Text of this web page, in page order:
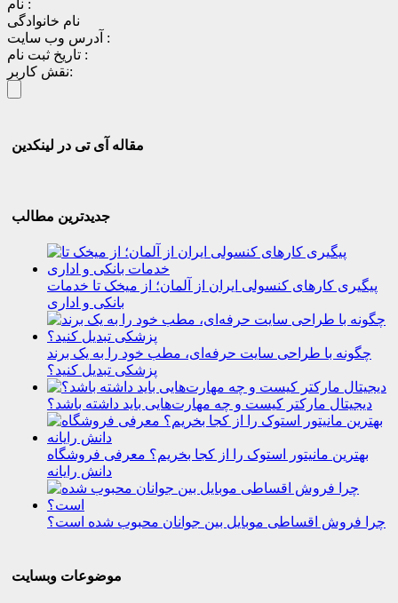
نام :
نام خانوادگی
آدرس وب سایت :
تاریخ ثبت نام :
نقش کاربر:
مقاله آی تی در لینکدین
جدیدترین مطالب
پیگیری کارهای کنسولی ایران از آلمان؛ از میخک تا خدمات
بانکی و اداری
چگونه با طراحی سایت حرفه‌ای، مطب خود را به یک برند
پزشکی تبدیل کنید؟
دیجیتال مارکتر کیست و چه مهارت‌هایی باید داشته باشد؟
بهترین مانیتور استوک را از کجا بخریم؟ معرفی فروشگاه
دانش رایانه
چرا فروش اقساطی موبایل بین جوانان محبوب شده است؟
موضوعات وبسایت